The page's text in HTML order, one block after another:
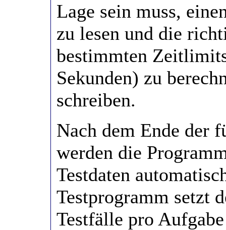
Lage sein muss,
zu lesen und die
bestimmten
Sekunden) zu
schreiben.
Nach dem Ende der
werden die
Testdaten
Testprogramm setzt
Testfälle pro